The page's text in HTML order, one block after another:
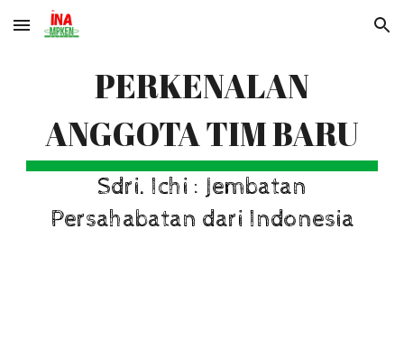
Skip to main content Skip to navigation
PERKENALAN
ANGGOTA TIM BARU
Sdri. Ichi : Jembatan
Persahabatan dari Indonesia